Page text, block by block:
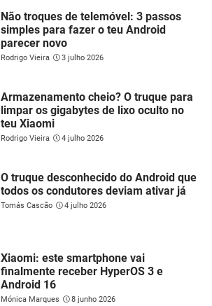
Não troques de telemóvel: 3 passos
simples para fazer o teu Android
parecer novo
Rodrigo Vieira 3 julho 2026
Armazenamento cheio? O truque para
limpar os gigabytes de lixo oculto no
teu Xiaomi
Rodrigo Vieira 4 julho 2026
O truque desconhecido do Android que
todos os condutores deviam ativar já
Tomás Cascão 4 julho 2026
Xiaomi: este smartphone vai
finalmente receber HyperOS 3 e
Android 16
Mónica Marques 8 junho 2026